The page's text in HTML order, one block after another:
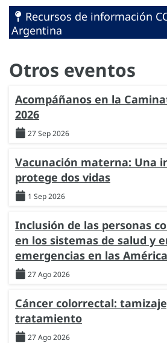
Recursos de información
Argentina
Otros eventos
Acompáñanos en la
2026
27 Sep 2026
Vacunación materna: Una
protege dos vidas
1 Sep 2026
Inclusión de las personas
en los sistemas de salud y
emergencias en las
27 Ago 2026
Cáncer colorrectal:
tratamiento
27 Ago 2026